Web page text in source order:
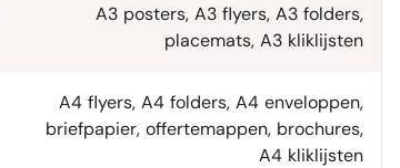
A3 posters, A3 flyers, A3 folders,
placemats, A3 kliklijsten
A4 flyers, A4 folders, A4 enveloppen,
briefpapier, offertemappen, brochures,
A4 kliklijsten